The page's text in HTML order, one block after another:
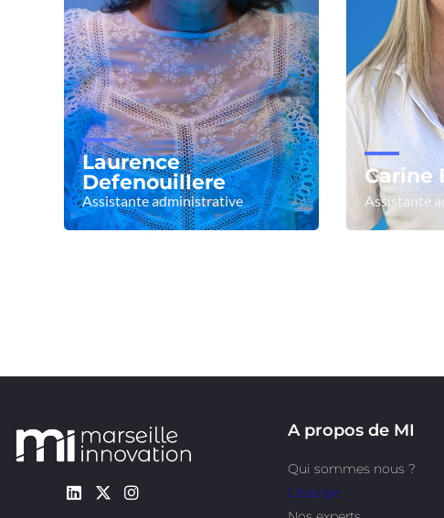
Laurence
Defenouillere
Assistante administrative
Carine
Assistante
A propos de MI
Qui sommes nous ?
L’équipe